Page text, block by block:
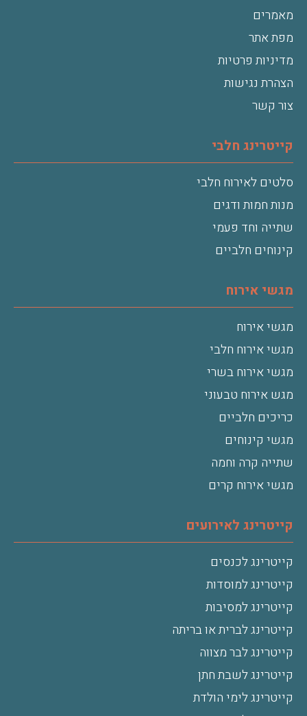
מאמרים
מפת אתר
מדיניות פרטיות
הצהרת נגישות
צור קשר
קייטרינג חלבי
סלטים לאירוח חלבי
מנות חמות ודגים
שתייה וחד פעמי
קינוחים חלביים
מגשי אירוח
מגשי אירוח
מגשי אירוח חלבי
מגשי אירוח בשרי
מגש אירוח טבעוני
כריכים חלביים
מגשי קינוחים
שתייה קרה וחמה
מגשי אירוח קרים
קייטרינג לאירועים
קייטרינג לכנסים
קייטרינג למוסדות
קייטרינג למסיבות
קייטרינג לברית או בריתה
קייטרינג לבר מצווה
קייטרינג לשבת חתן
קייטרינג לימי הולדת